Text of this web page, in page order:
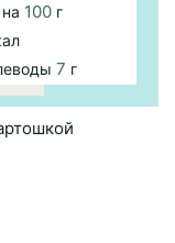
100г
7 г